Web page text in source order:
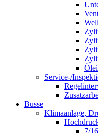
Service-/
Busse
Klimaanlage,
7/